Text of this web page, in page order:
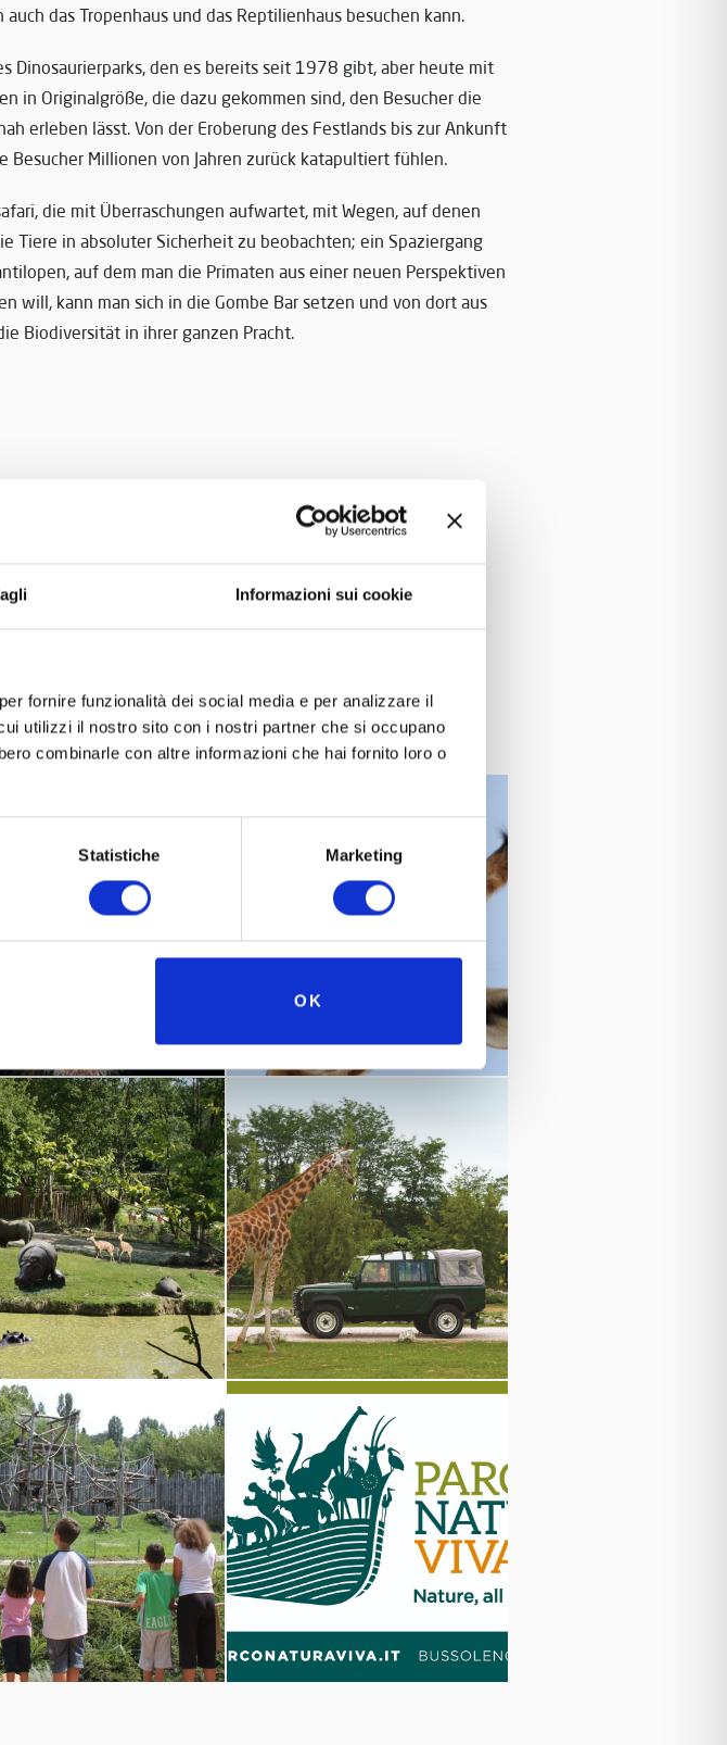
Informazioni sui cookie
fornire funzionalità dei social media e per analizzare il
utilizzi il nostro sito con i nostri partner che si occupano
combinarle con altre informazioni che hai fornito loro o
Statistiche Marketing
OK
das Tropenhaus und das Reptilienhaus besuchen kann.
Dinosaurierparks, den es bereits seit 1978 gibt, aber heute mit
in Originalgröße, die dazu gekommen sind, den Besucher die
erleben lässt. Von der Eroberung des Festlands bis zur Ankunft
Besucher Millionen von Jahren zurück katapultiert fühlen.
die mit Überraschungen aufwartet, mit Wegen, auf denen
Tiere in absoluter Sicherheit zu beobachten; ein Spaziergang
auf dem man die Primaten aus einer neuen Perspektiven
will, kann man sich in die Gombe Bar setzen und von dort aus
Biodiversität in ihrer ganzen Pracht.